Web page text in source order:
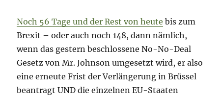
Noch 56 Tage und der Rest von heute bis zum
Brexit – oder auch noch 148, dann nämlich,
wenn das gestern beschlossene No-No-Deal
Gesetz von Mr. Johnson umgesetzt wird, er also
eine erneute Frist der Verlängerung in Brüssel
beantragt UND die einzelnen EU-Staaten